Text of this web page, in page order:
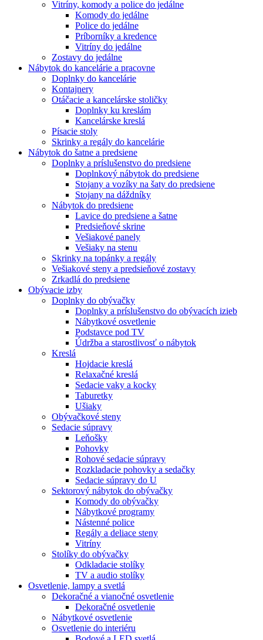
Vitríny, komody a police do jedálne
Komody do jedálne
Police do jedálne
Príborníky a kredence
Vitríny do jedálne
Zostavy do jedálne
Nábytok do kancelárie a pracovne
Doplnky do kancelárie
Kontajnery
Otáčacie a kancelárske stoličky
Doplnky ku kreslám
Kancelárske kreslá
Písacie stoly
Skrinky a regály do kancelárie
Nábytok do šatne a predsiene
Doplnky a príslušenstvo do predsiene
Doplnkový nábytok do predsiene
Stojany a vozíky na šaty do predsiene
Stojany na dáždníky
Nábytok do predsiene
Lavice do predsiene a šatne
Predsieňové skrine
Vešiakové panely
Vešiaky na stenu
Skrinky na topánky a regály
Vešiakové steny a predsieňové zostavy
Zrkadlá do predsiene
Obývacie izby
Doplnky do obývačky
Doplnky a príslušenstvo do obývacích izieb
Nábytkové osvetlenie
Podstavce pod TV
Údržba a starostlivosť o nábytok
Kreslá
Hojdacie kreslá
Relaxačné kreslá
Sedacie vaky a kocky
Taburetky
Ušiaky
Obývačkové steny
Sedacie súpravy
Leňošky
Pohovky
Rohové sedacie súpravy
Rozkladacie pohovky a sedačky
Sedacie súpravy do U
Sektorový nábytok do obývačky
Komody do obývačky
Nábytkové programy
Nástenné police
Regály a deliace steny
Vitríny
Stolíky do obývačky
Odkladacie stolíky
TV a audio stolíky
Osvetlenie, lampy a svetlá
Dekoračné a vianočné osvetlenie
Dekoračné osvetlenie
Nábytkové osvetlenie
Osvetlenie do interiéru